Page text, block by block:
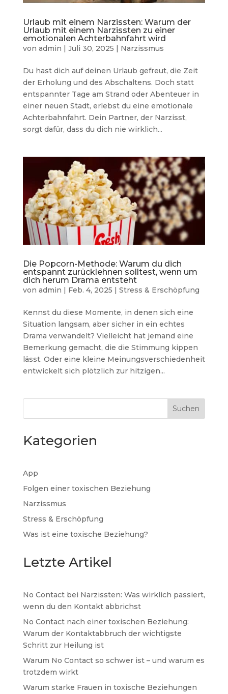
Urlaub mit einem Narzissten: Warum der
Urlaub mit einem Narzissten zu einer
emotionalen Achterbahnfahrt wird
von admin | Juli 30, 2025 | Narzissmus
Du hast dich auf deinen Urlaub gefreut, die Zeit
der Erholung und des Abschaltens. Doch statt
entspannter Tage am Strand oder Abenteuer in
einer neuen Stadt, erlebst du eine emotionale
Achterbahnfahrt. Dein Partner, der Narzisst,
sorgt dafür, dass du dich nie wirklich...
Die Popcorn-Methode: Warum du dich
entspannt zurücklehnen solltest, wenn um
dich herum Drama entsteht
von admin Feb. 4, 2025 Stress & Erschöpfung
Kennst du diese Momente, in denen sich eine
Situation langsam, aber sicher in ein echtes
Drama verwandelt? Vielleicht hat jemand eine
Bemerkung gemacht, die die Stimmung kippen
lässt. Oder eine kleine Meinungsverschiedenheit
entwickelt sich plötzlich zur hitzigen...
Suchen
Kategorien
App
Folgen einer toxischen Beziehung
Narzissmus
Stress & Erschöpfung
Was ist eine toxische Beziehung?
Letzte Artikel
No Contact bei Narzissten: Was wirklich passiert,
wenn du den Kontakt abbrichst
No Contact nach einer toxischen Beziehung:
Warum der Kontaktabbruch der wichtigste
Schritt zur Heilung ist
Warum No Contact so schwer ist – und warum es
trotzdem wirkt
Warum starke Frauen in toxische Beziehungen